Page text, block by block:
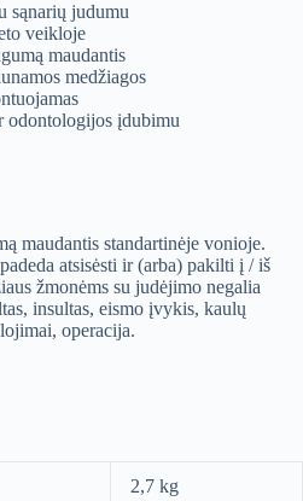
sąnarių judumu
veikloje
maudantis
medžiagos
odontologijos įdubimu
maudantis standartinėje vonioje.
atsisėsti ir (arba) pakilti į / iš
žmonėms su judėjimo negalia
insultas, eismo įvykis, kaulų
operacija.
2,7 kg